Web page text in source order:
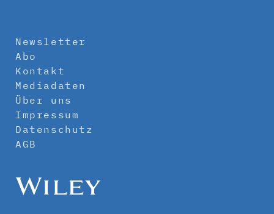
Newsletter
Abo
Kontakt
Mediadaten
Über uns
Impressum
Datenschutz
AGB